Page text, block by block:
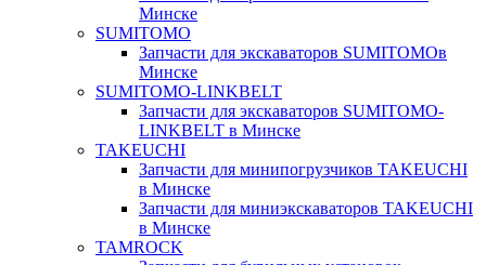
Минске
SUMITOMO
Запчасти для экскаваторов SUMITOMOв
Минске
SUMITOMO-LINKBELT
Запчасти для экскаваторов SUMITOMO-
LINKBELT в Минске
TAKEUCHI
Запчасти для минипогрузчиков TAKEUCHI
в Минске
Запчасти для миниэкскаваторов TAKEUCHI
в Минске
TAMROCK